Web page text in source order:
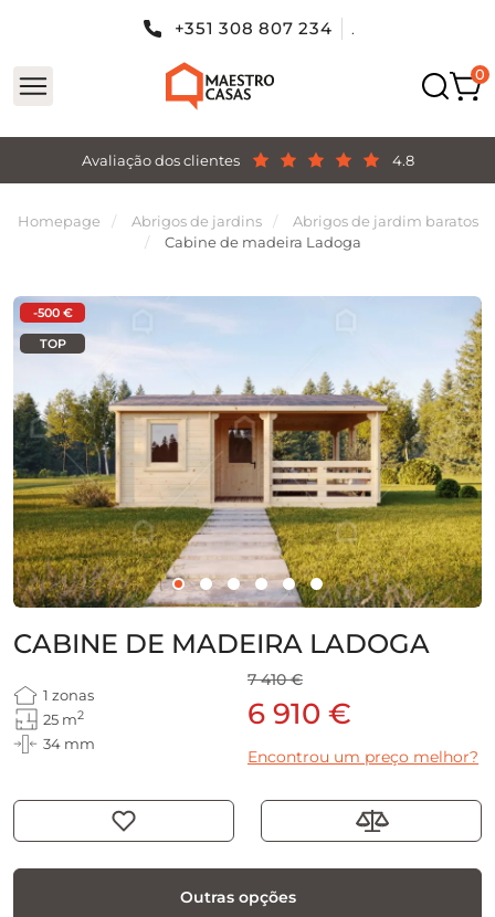
Avaliação dos clientes 4.8
+351 308 807 234 .
Homepage Abrigos de jardins
Abrigos de jardim baratos
Cabine de madeira Ladoga
-500 €
TOP
CABINE DE MADEIRA LADOGA
1 zonas
25 m2
34 mm
7 410 €
6 910 €
Encontrou um preço melhor?
Outras opções